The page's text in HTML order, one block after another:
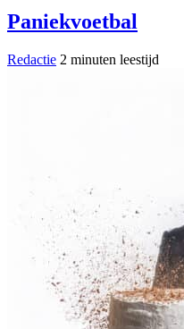
Paniekvoetbal
Redactie 2 minuten leestijd